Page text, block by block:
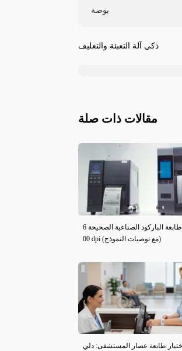
بوصة
ذكي آلة التعبئة والتغليف
مقالات ذات صلة
اختيار طابعة الباركود الصناعية الصحيحة 6
00 dpi (مع توصيات النموذج)
طابعة عصار المستشفى: دلي